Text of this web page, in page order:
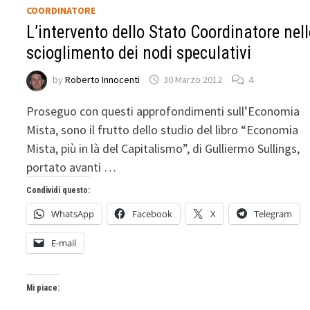
COORDINATORE
L’intervento dello Stato Coordinatore
scioglimento dei nodi speculativi
byRoberto Innocenti 30 Marzo 2012 4
Proseguo con questi approfondimenti sull’Economia
Mista, sono il frutto dello studio del libro “Economia
Mista, più in là del Capitalismo”, di Gulliermo Sullings,
portato avanti …
Condividi questo:
WhatsApp Facebook X Telegram
E-mail
Mi piace: